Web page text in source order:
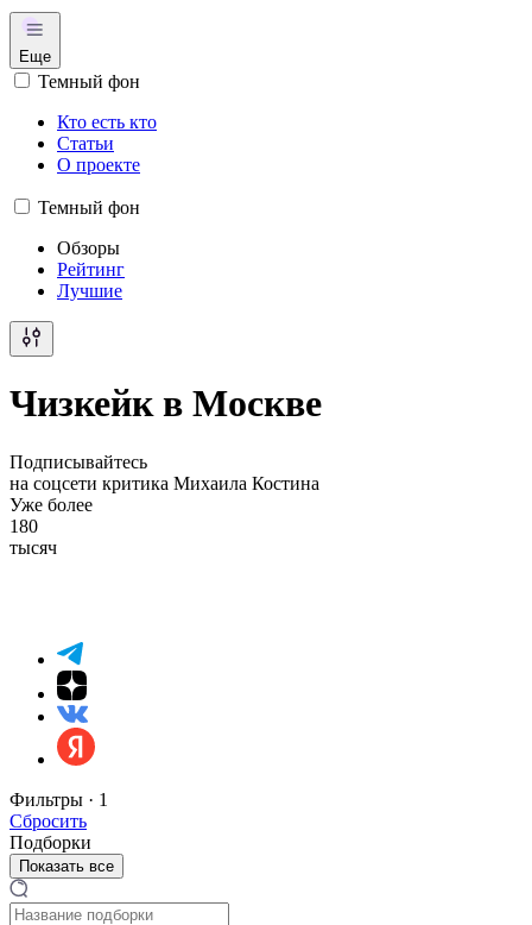
Еще
Темный фон
Кто есть кто
Статьи
О проекте
Темный фон
Обзоры
Рейтинг
Лучшие
Чизкейк в Москве
Подписывайтесь
на соцсети критика Михаила Костина
Уже более
180
тысяч
Фильтры · 1
Сбросить
Подборки
Показать все